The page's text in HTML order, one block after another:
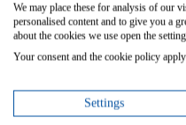
and metrics. You will learn
raw inventory in USU License
Content/Learning Objectives:
Get an overview about the
Database and WebLogic
We may place these for analysis of our
personalised content and to give you a
about the cookies we use open the
Your consent and the cookie policy
Settings